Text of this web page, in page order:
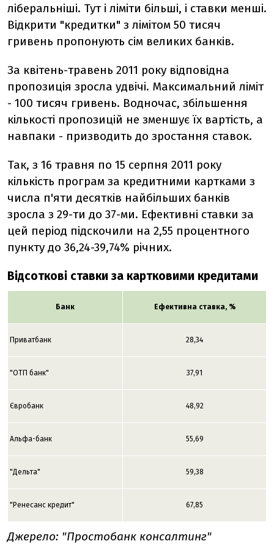
ліберальніші. Тут і ліміти більші, і ставки менші.
Відкрити "кредитки" з лімітом 50 тисяч
гривень пропонують сім великих банків.
За квітень-травень 2011 року відповідна
пропозиція зросла удвічі. Максимальний ліміт
- 100 тисяч гривень. Водночас, збільшення
кількості пропозицій не зменшує їх вартість, а
навпаки - призводить до зростання ставок.
Так, з 16 травня по 15 серпня 2011 року
кількість програм за кредитними картками з
числа п'яти десятків найбільших банків
зросла з 29-ти до 37-ми. Ефективні ставки за
цей період підскочили на 2,55 процентного
пункту до 36,24-39,74% річних.
Відсоткові ставки за картковими кредитами
Банк Ефективна ставка, %
Приватбанк 28,34
"ОТП банк" 37,91
Євробанк 48,92
Альфа-банк 55,69
"Дельта" 59,38
"Ренесанс кредит" 67,85
Джерело: "Простобанк консалтинг"